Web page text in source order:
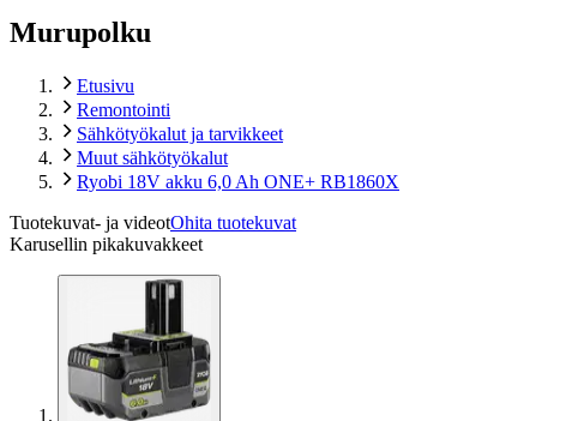
Murupolku
Etusivu
Remontointi
Sähkötyökalut ja tarvikkeet
Muut sähkötyökalut
Ryobi 18V akku 6,0 Ah ONE+ RB1860X
Tuotekuvat- ja videotOhita tuotekuvat
Karusellin pikakuvakkeet